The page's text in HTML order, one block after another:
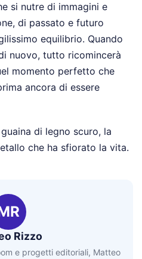
si nutre di immagini e
di passato e futuro
equilibrio. Quando
nuovo, tutto ricomincerà
momento perfetto che
ancora di essere
di legno scuro, la
che ha sfiorato la vita.
Rizzo
e progetti editoriali, Matteo